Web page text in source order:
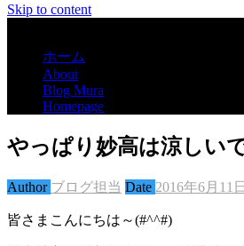
Skip to content
ホーム
About
Blog Mura
Homepage
やっぱり妙高は涼しい
Author ブログ担当 Date 2016年6月11日
皆さまこんにちは～(#^^#)